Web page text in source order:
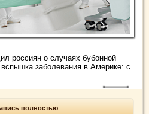
россиян о случаях бубонной
заболевания в Америке: с
полностью